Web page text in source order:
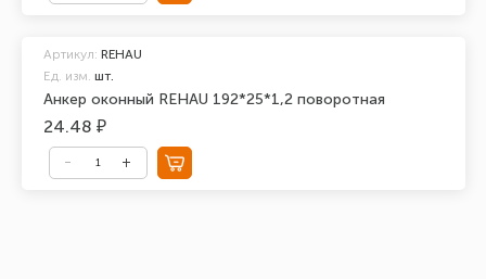
Анкер оконный REHAU 192*25*1,2 поворотная
Артикул: REHAU
Ед. изм. шт.
24.48 ₽